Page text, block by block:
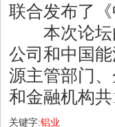
联合发布了
本次论坛由
公司和中国
源主管部门
和金融机构
关键字:铝业